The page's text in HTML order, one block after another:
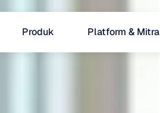
Produk Platform & Mitra